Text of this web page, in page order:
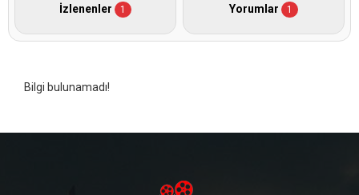
İzlenenler 1 Yorumlar 1
Bilgi bulunamadı!